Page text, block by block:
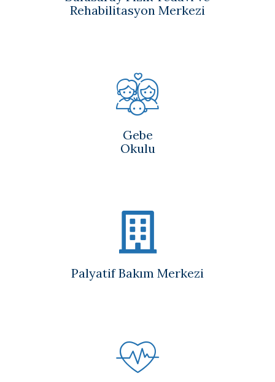
Rehabilitasyon Merkezi
Gebe
Okulu
Palyatif Bakım Merkezi